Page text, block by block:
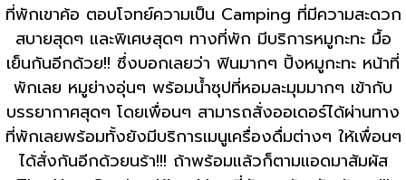
ที่พักเขาค้อ ตอบโจทย์ความเป็น Camping ที่มีความสะดวก
สบายสุดๆ และพิเศษสุดๆ ทางที่พัก มีบริการหมูกะทะ มื้อ
เย็นกันอีกด้วย!! ซึ่งบอกเลยว่า ฟินมากๆ ปิ้งหมูกะทะ หน้าที่
พักเลย หมูย่างอุ่นๆ พร้อมน้ำซุปที่หอมละมุมมากๆ เข้ากับ
บรรยากาศสุดๆ โดยเพื่อนๆ สามารถสั่งออเดอร์ได้ผ่านทาง
ที่พักเลยพร้อมทั้งยังมีบริการเมนูเครื่องดื่มต่างๆ ให้เพื่อนๆ
ได้สั่งกันอีกด้วยนร้า!!! ถ้าพร้อมแล้วก็ตามแอดมาสัมผัส